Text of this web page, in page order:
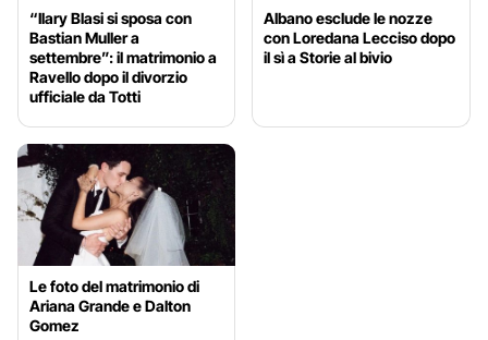
“Ilary Blasi si sposa con
Bastian Muller a
settembre”: il matrimonio a
Ravello dopo il divorzio
ufficiale da Totti
Albano esclude le nozze
con Loredana Lecciso dopo
il sì a Storie al bivio
Le foto del matrimonio di
Ariana Grande e Dalton
Gomez